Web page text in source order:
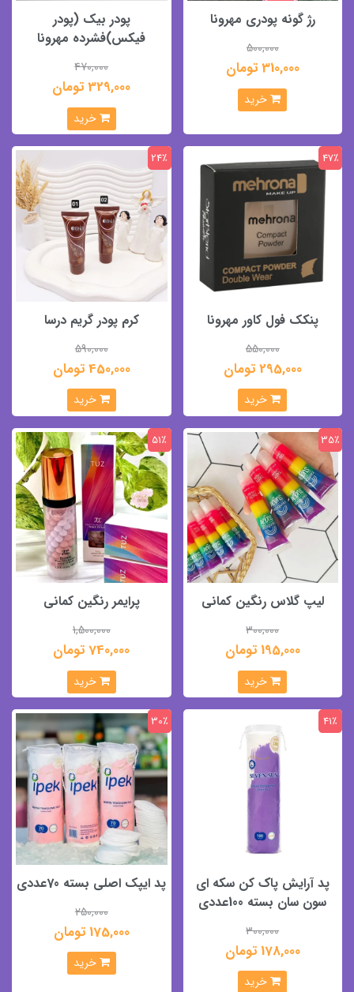
رژ گونه پودری مهرونا
500,000
310,000 تومان
خرید
پودر بیک (پودر
فیکس)فشرده مهرونا
470,000
329,000 تومان
خرید
پنکک فول کاور مهرونا
550,000
295,000 تومان
47٪
خرید
کرم پودر گریم درسا
590,000
450,000 تومان
24٪
خرید
لیپ گلاس رنگین کمانی
300,000
195,000 تومان
35٪
خرید
پرایمر رنگین کمانی
1,500,000
740,000 تومان
51٪
خرید
پد آرایش پاک کن سکه ای
سون سان بسته 100عددی
300,000
178,000 تومان
41٪
خرید
پد ایپک اصلی بسته 70عددی
250,000
175,000 تومان
30٪
خرید